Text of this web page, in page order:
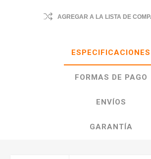
AGREGAR A LA LISTA DE
ESPECIFICACIONES
FORMAS DE PAGO
ENVÍOS
GARANTÍA